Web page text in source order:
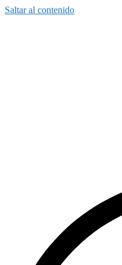
Saltar al contenido